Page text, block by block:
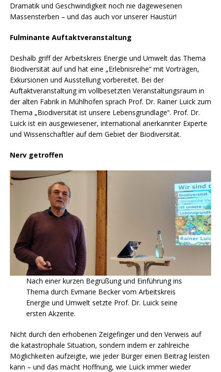
Dramatik und Geschwindigkeit noch nie dagewesenen
Massensterben – und das auch vor unserer Haustür!
Fulminante Auftaktveranstaltung
Deshalb griff der Arbeitskreis Energie und Umwelt das Thema
Biodiversität auf und hat eine „Erlebnisreihe“ mit Vorträgen,
Exkursionen und Ausstellung vorbereitet. Bei der
Auftaktveranstaltung im vollbesetzten Veranstaltungsraum in
der alten Fabrik in Mühlhofen sprach Prof. Dr. Rainer Luick zum
Thema „Biodiversität ist unsere Lebensgrundlage“. Prof. Dr.
Luick ist ein ausgewiesener, international anerkannter Experte
und Wissenschaftler auf dem Gebiet der Biodiversität.
Nerv getroffen
Nach einer kurzen Begrüßung und Einführung ins
Thema durch Evmarie Becker vom Arbeitskreis
Energie und Umwelt setzte Prof. Dr. Luick seine
ersten Akzente.
Nicht durch den erhobenen Zeigefinger und den Verweis auf
die katastrophale Situation, sondern indem er zahlreiche
Möglichkeiten aufzeigte, wie jeder Bürger einen Beitrag leisten
kann – und das macht Hoffnung, wie Luick immer wieder